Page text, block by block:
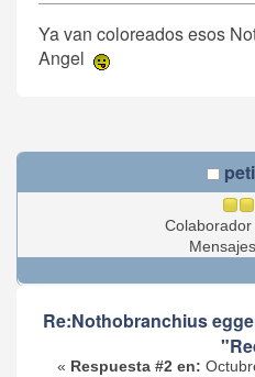
Ya van coloreados esos
Angel
Colaborador
Re:Nothobranchius
« Respuesta #2 en: